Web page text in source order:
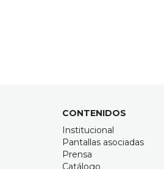
CONTENIDOS
Institucional
Pantallas asociadas
Prensa
Catálogo